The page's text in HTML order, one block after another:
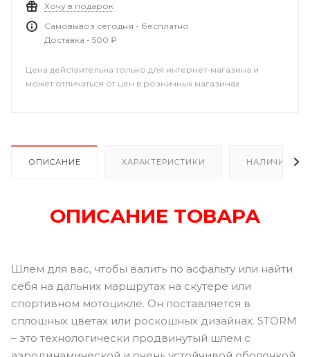
Хочу в подарок
Самовывоз сегодня - бесплатно
Доставка - 500 ₽
Цена действительна только для интернет-магазина и
может отличаться от цен в розничных магазинах
ОПИСАНИЕ ХАРАКТЕРИСТИКИ НАЛИЧИЕ В
ОПИСАНИЕ ТОВАРА
Шлем для вас, чтобы валить по асфальту или найти
себя на дальних маршрутах на скутере или
спортивном мотоцикле. Он поставляется в
сплошных цветах или роскошных дизайнах. STORM
– это технологически продвинутый шлем с